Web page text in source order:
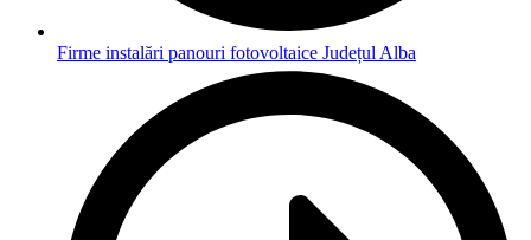
Firme instalări panouri fotovoltaice Județul Alba